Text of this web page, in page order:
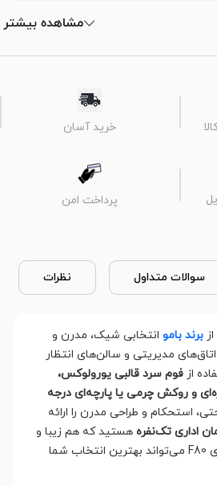
مشاهده بیشتر
خرید آسان
پرداخت امن
سوالات متداول نظرات
از برند بامو انتخابی شیک، مدرن و
اتاق‌های مدیریتی و سالن‌های انتظار
از فوم سرد قالبی یورولوکس،
و روکش چرمی یا پارچه‌ای درجه
استحکام و طراحی مدرن را ارائه
اداری تک‌نفره هستید که هم زیبا و
هم بادوام باشد، مبل اداری F80 می‌تواند بهترین انتخاب شما